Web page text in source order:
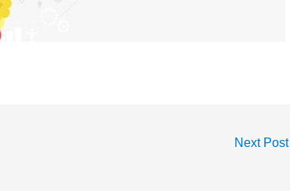
Next Post